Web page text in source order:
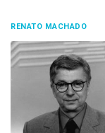
RENATO MACHADO